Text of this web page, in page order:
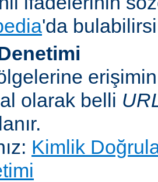
'da
erişimin
olarak belli
Kimlik